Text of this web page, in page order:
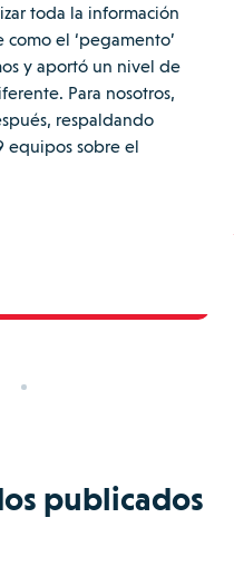
toda la información
el ‘pegamento’
y aportó un nivel de
Para nosotros,
respaldando
equipos sobre el
publicados